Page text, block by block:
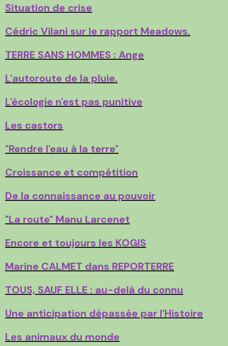
Situation de crise
Cédric Vilani sur le rapport Meadows.
TERRE SANS HOMMES : Ange
L'autoroute de la pluie.
L'écologie n'est pas punitive
Les castors
"Rendre l'eau à la terre"
Croissance et compétition
De la connaissance au pouvoir
"La route" Manu Larcenet
Encore et toujours les KOGIS
Marine CALMET dans REPORTERRE
TOUS, SAUF ELLE : au-delà du connu
Une anticipation dépassée par l'Histoire
Les animaux du monde